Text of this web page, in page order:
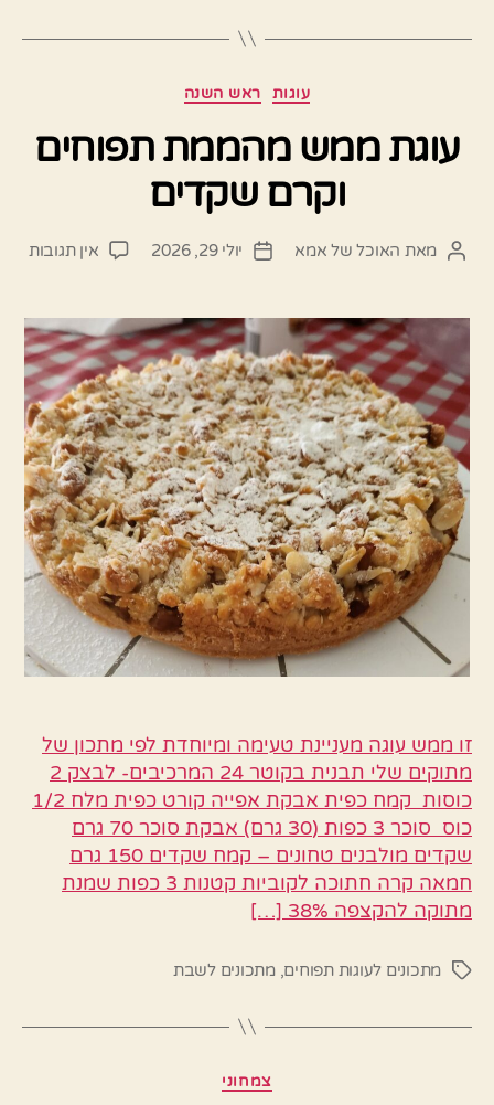
קטגוריות עוגות ראש השנה
עוגת ממש מהממת תפוחים
וקרם שקדים
המחבר
מאת האוכל של אמא
תאריך
יולי 29, 2026 אין תגובות
זו ממש עוגה מעניינת טעימה ומיוחדת לפי מתכון של
מתוקים שלי תבנית בקוטר 24 המרכיבים- לבצק 2
כוסות קמח כפית אבקת אפייה קורט כפית מלח 1/2
כוס סוכר 3 כפות (30 גרם) אבקת סוכר 70 גרם
שקדים מולבנים טחונים – קמח שקדים 150 גרם
חמאה קרה חתוכה לקוביות קטנות 3 כפות שמנת
מתוקה להקצפה 38% […]
תגיותמתכונים לעוגות תפוחים ,מתכונים לשבת
קטגוריותצמחוני